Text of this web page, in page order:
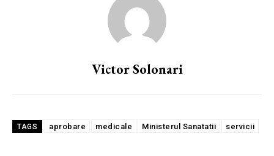
Victor Solonari
TAGS aprobare medicale Ministerul Sanatatii servicii